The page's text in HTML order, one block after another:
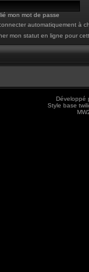
mon mot de passe
automatiquement à
mon statut en ligne pour
Développé
Style base